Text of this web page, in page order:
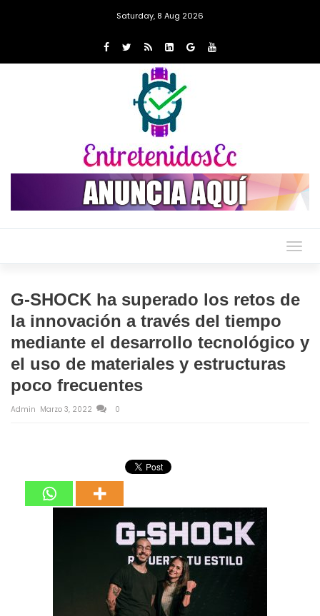
Saturday, 8 Aug 2026
G-SHOCK ha superado los retos de
la innovación a través del tiempo
mediante el desarrollo tecnológico y
el uso de materiales y estructuras
poco frecuentes
Admin Marzo 3, 2022 0